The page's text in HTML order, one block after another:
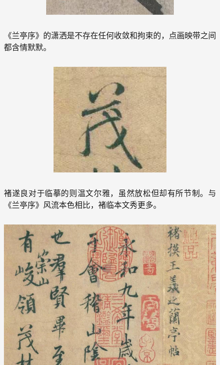
《兰亭序》的潇洒是不存在任何收敛和拘束的，点画映带之间
都含情默默。
褚遂良对于临摹的则温文尔雅，虽然放松但却有所节制。与
《兰亭序》风流本色相比，褚临本文秀更多。